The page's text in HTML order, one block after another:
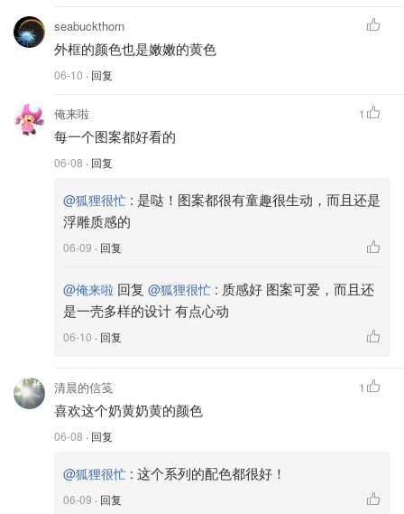
seabuckthorn
外框的颜色也是嫩嫩的黄色
06-10 · 回复
俺来啦
每一个图案都好看的
06-08 · 回复
1
@狐狸很忙 : 是哒！图案都很有童趣很生动，而且还是
浮雕质感的
06-09 · 回复
@俺来啦 回复 @狐狸很忙 : 质感好 图案可爱，而且还
是一壳多样的设计 有点心动
06-10 · 回复
清晨的信笺
喜欢这个奶黄奶黄的颜色
06-08 · 回复
1
@狐狸很忙 : 这个系列的配色都很好！
06-09 · 回复